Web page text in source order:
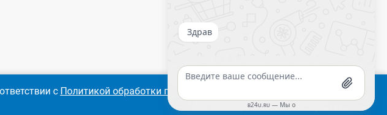
с Политикой обработки персональных
Согласиться Подробнее